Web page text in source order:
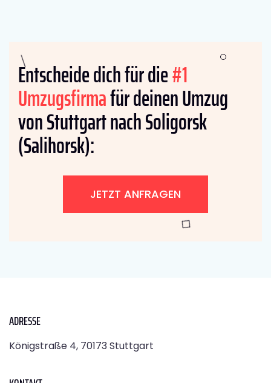
Entscheide dich für die#1
Umzugsfirmafür deinen Umzug
von Stuttgart nach Soligorsk
(Salihorsk):
JETZT ANFRAGEN
ADRESSE
Königstraße 4, 70173 Stuttgart